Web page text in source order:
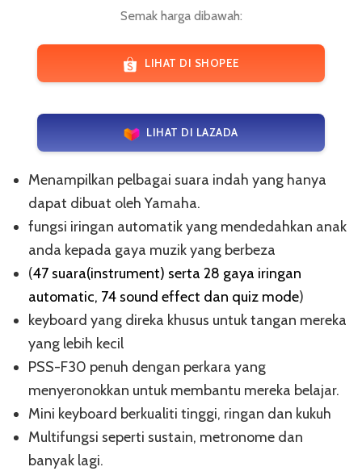
Semak harga dibawah:
LIHAT DI SHOPEE
LIHAT DI LAZADA
Menampilkan pelbagai suara indah yang hanya
dapat dibuat oleh Yamaha.
fungsi iringan automatik yang mendedahkan anak
anda kepada gaya muzik yang berbeza
(47 suara(instrument) serta 28 gaya iringan
automatic, 74 sound effect dan quiz mode)
keyboard yang direka khusus untuk tangan mereka
yang lebih kecil
PSS-F30 penuh dengan perkara yang
menyeronokkan untuk membantu mereka belajar.
Mini keyboard berkualiti tinggi, ringan dan kukuh
Multifungsi seperti sustain, metronome dan
banyak lagi.